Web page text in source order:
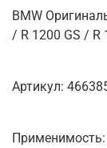
BMW
/ R 1200 GS / R
Артикул:
Применимость: